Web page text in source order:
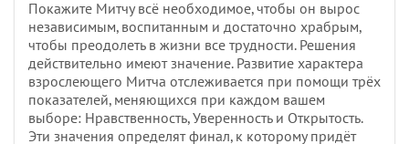
Покажите Митчу всё необходимое, чтобы он вырос
независимым, воспитанным и достаточно храбрым,
чтобы преодолеть в жизни все трудности. Решения
действительно имеют значение. Развитие характера
взрослеющего Митча отслеживается при помощи трёх
показателей, меняющихся при каждом вашем
выборе: Нравственность, Уверенность и Открытость.
Эти значения определят финал, к которому придёт